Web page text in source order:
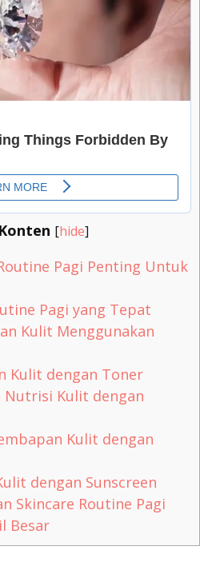
[hide]
Pagi Penting Untuk
Pagi yang Tepat
Kulit Menggunakan
Kulit dengan Toner
Nutrisi Kulit dengan
Kulit dengan
dengan Sunscreen
Skincare Routine Pagi
Besar